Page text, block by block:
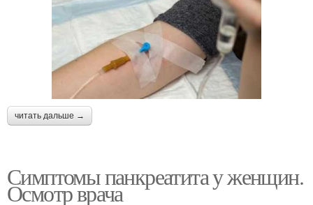
читать дальше →
Симптомы панкреатита у женщин.
Осмотр врача